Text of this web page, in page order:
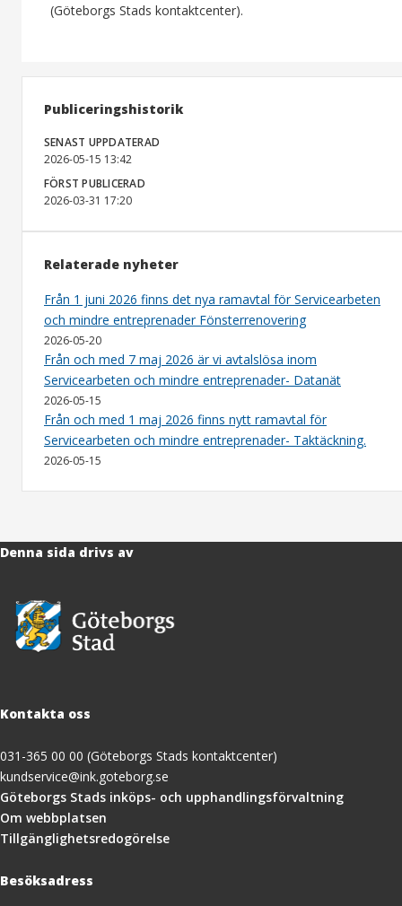
(Göteborgs Stads kontaktcenter).
Publiceringshistorik
SENAST UPPDATERAD
2026-05-15 13:42
FÖRST PUBLICERAD
2026-03-31 17:20
Relaterade nyheter
Från 1 juni 2026 finns det nya ramavtal för Servicearbeten
och mindre entreprenader Fönsterrenovering
2026-05-20
Från och med 7 maj 2026 är vi avtalslösa inom
Servicearbeten och mindre entreprenader- Datanät
2026-05-15
Från och med 1 maj 2026 finns nytt ramavtal för
Servicearbeten och mindre entreprenader- Taktäckning.
2026-05-15
Denna sida drivs av
Kontakta oss
031-365 00 00 (Göteborgs Stads kontaktcenter)
kundservice@ink.goteborg.se
Göteborgs Stads inköps- och upphandlingsförvaltning(öppnas
Om webbplatsen
Tillgänglighetsredogörelse
Besöksadress